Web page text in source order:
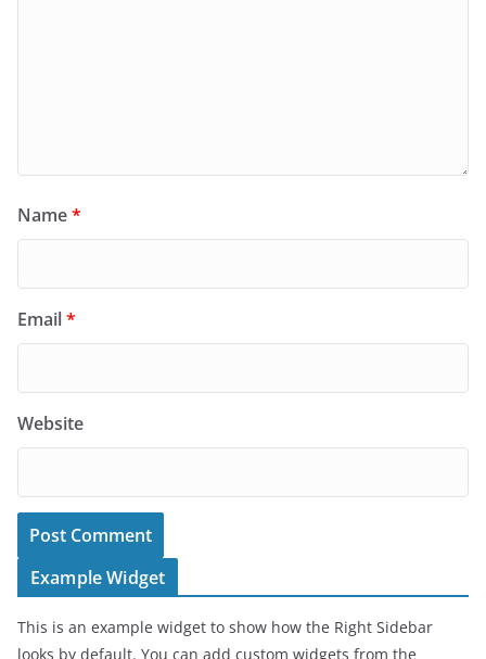
Name*
Email*
Website
Example Widget
This is an example widget to show how the Right Sidebar
looks by default. You can add custom widgets from the